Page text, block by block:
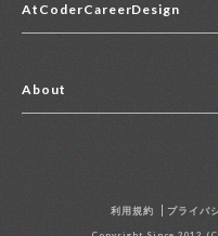
中途採用求人一覧
アルバイト求人一覧
その他求人一覧
マイページ
AtCoderCareerDesign
About
利用規約 プライバ